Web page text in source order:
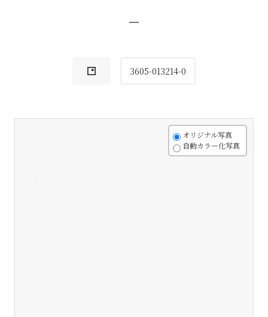
−
3605-013214-0
オリジナル写真
自動カラー化写真